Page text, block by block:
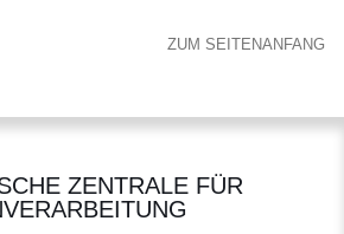
ZUM SEITENANFANG
ZENTRALE FÜR